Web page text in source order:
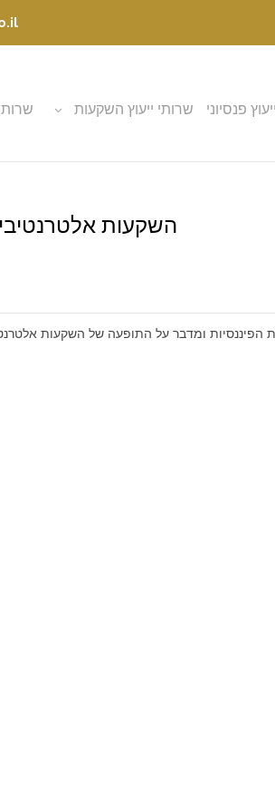
ייעוץ פנסיוני שרותי ייעוץ השקעות
השקעות
ומדבר על התופעה של השקעות